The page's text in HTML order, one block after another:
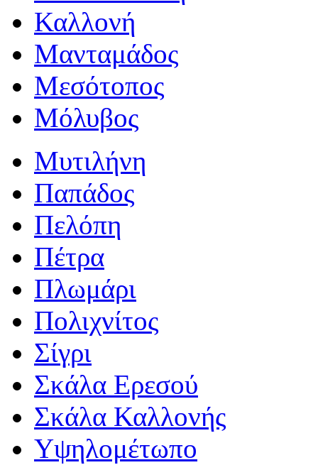
Καλλονή
Μανταμάδος
Μεσότοπος
Μόλυβος
Μυτιλήνη
Παπάδος
Πελόπη
Πέτρα
Πλωμάρι
Πολιχνίτος
Σίγρι
Σκάλα Ερεσού
Σκάλα Καλλονής
Υψηλομέτωπο